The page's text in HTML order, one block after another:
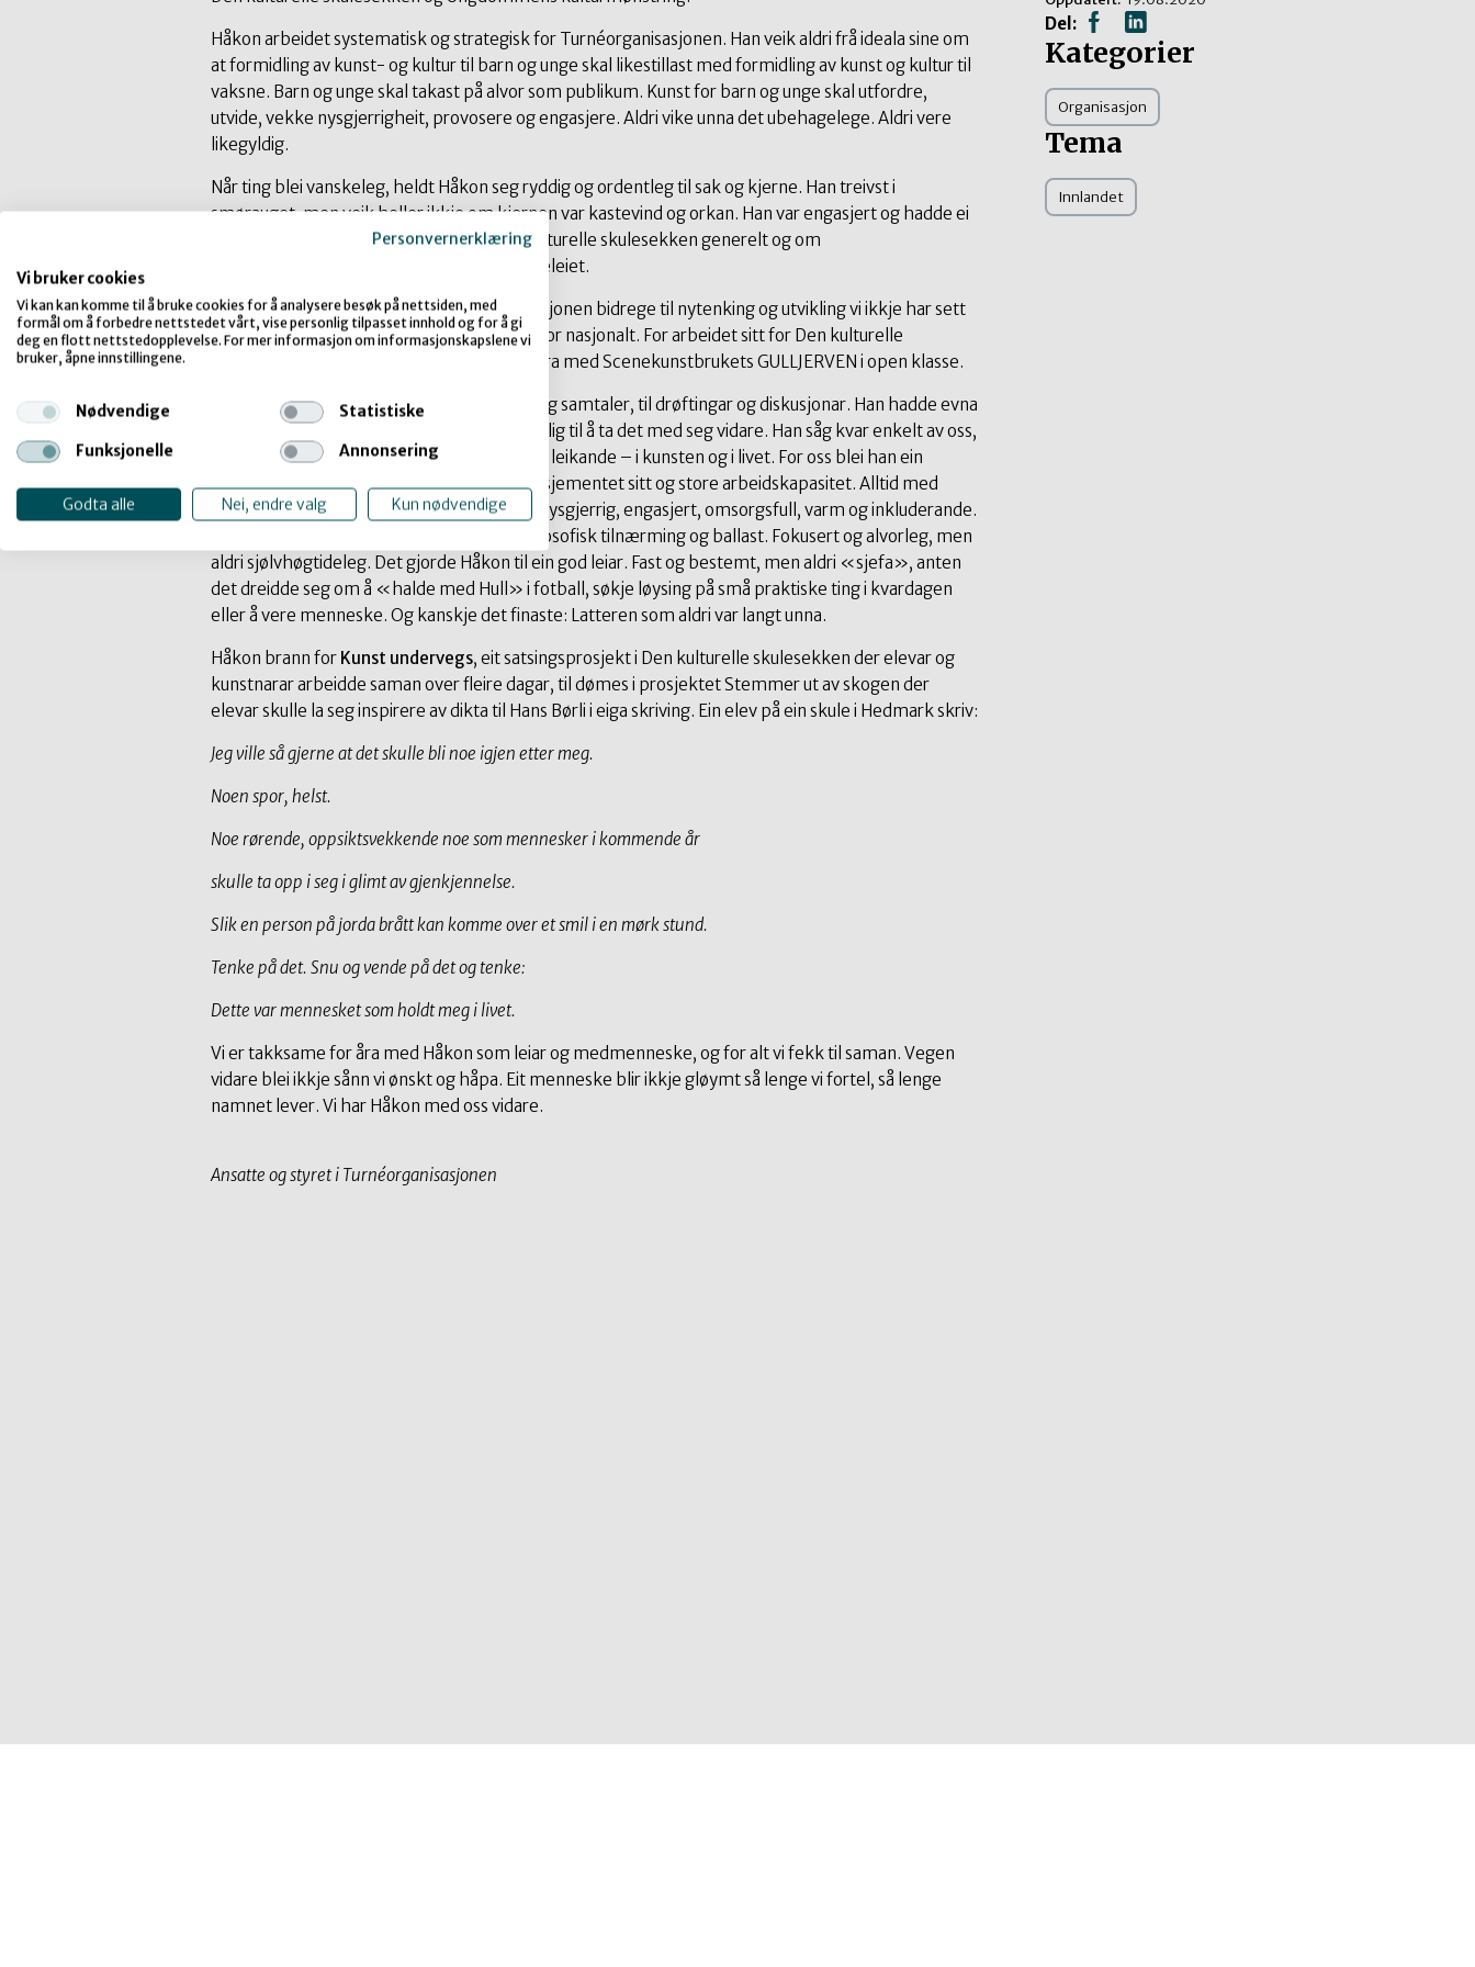
Håkon arbeidet systematisk og strategisk for Turnéorganisasjonen. Han veik aldri frå ideala sine om
at formidling av kunst- og kultur til barn og unge skal likestillast med formidling av kunst og kultur til
vaksne. Barn og unge skal takast på alvor som publikum. Kunst for barn og unge skal utfordre,
utvide, vekke nysgjerrigheit, provosere og engasjere. Aldri vike unna det ubehagelege. Aldri vere
likegyldig.
Når ting blei vanskeleg, heldt Håkon seg ryddig og ordentleg til sak og kjerne. Han treivst i
smørauget, men veik heller ikkje om kjernen var kastevind og orkan. Han var engasjert og hadde ei
uredd stemme om kulturpolitikk og Den kulturelle skulesekken generelt og om
Turnéorganisasjonen spesielt. Sjølv frå sjukeleiet.
Håkon har som dagleg leiar i Turnéorganisasjonen bidrege til nytenking og utvikling vi ikkje har sett
maken til tidlegare, noko som også sette spor nasjonalt. For arbeidet sitt for Den kulturelle
skolesekken blei han i desember 2019 heidra med Scenekunstbrukets GULLJERVEN i open klasse.
GODTFOLK! Sånn inviterte Håkon til møte og samtaler, til drøftingar og diskusjonar. Han hadde evna
til å lytte til kva andre meinte, og var alltid villig til å ta det med seg vidare. Han såg kvar enkelt av oss,
utan å miste oversikt og heilskap. Håkon var leikande – i kunsten og i livet. For oss blei han ein
inspirerande leiar med det brennande engasjementet sitt og store arbeidskapasitet. Alltid med
visjonar og opning for nye idear. Håkon var nysgjerrig, engasjert, omsorgsfull, varm og inkluderande.
Jordnær og strukturert, men også med ei filosofisk tilnærming og ballast. Fokusert og alvorleg, men
aldri sjølvhøgtideleg. Det gjorde Håkon til ein god leiar. Fast og bestemt, men aldri «sjefa», anten
det dreidde seg om å «halde med Hull» i fotball, søkje løysing på små praktiske ting i kvardagen
eller å vere menneske. Og kanskje det finaste: Latteren som aldri var langt unna.
Håkon brann for Kunst undervegs, eit satsingsprosjekt i Den kulturelle skulesekken der elevar og
kunstnarar arbeidde saman over fleire dagar, til dømes i prosjektet Stemmer ut av skogen der
elevar skulle la seg inspirere av dikta til Hans Børli i eiga skriving. Ein elev på ein skule i Hedmark skriv:
Jeg ville så gjerne at det skulle bli noe igjen etter meg.
Noen spor, helst.
Noe rørende, oppsiktsvekkende noe som mennesker i kommende år
skulle ta opp i seg i glimt av gjenkjennelse.
Slik en person på jorda brått kan komme over et smil i en mørk stund.
Tenke på det. Snu og vende på det og tenke:
Dette var mennesket som holdt meg i livet.
Vi er takksame for åra med Håkon som leiar og medmenneske, og for alt vi fekk til saman. Vegen
vidare blei ikkje sånn vi ønskt og håpa. Eit menneske blir ikkje gløymt så lenge vi fortel, så lenge
namnet lever. Vi har Håkon med oss vidare.
Ansatte og styret i Turnéorganisasjonen
Del:
Kategorier
Organisasjon
Tema
Innlandet
Personvernerklæring
Vi bruker cookies
Vi kan kan komme til å bruke cookies for å analysere besøk på nettsiden, med
formål om å forbedre nettstedet vårt, vise personlig tilpasset innhold og for å gi
deg en flott nettstedopplevelse. For mer informasjon om informasjonskapslene vi
bruker, åpne innstillingene.
Nødvendige
Statistiske
Funksjonelle
Annonsering
Godta alle Nei, endre valg Kun nødvendige